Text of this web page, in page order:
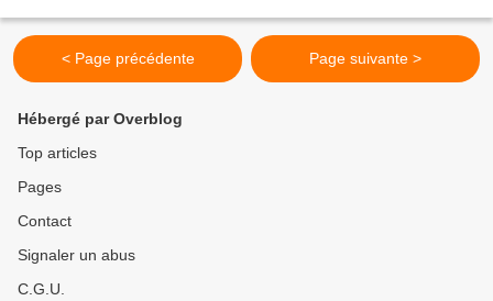
< Page précédente Page suivante >
Hébergé par Overblog
Top articles
Pages
Contact
Signaler un abus
C.G.U.